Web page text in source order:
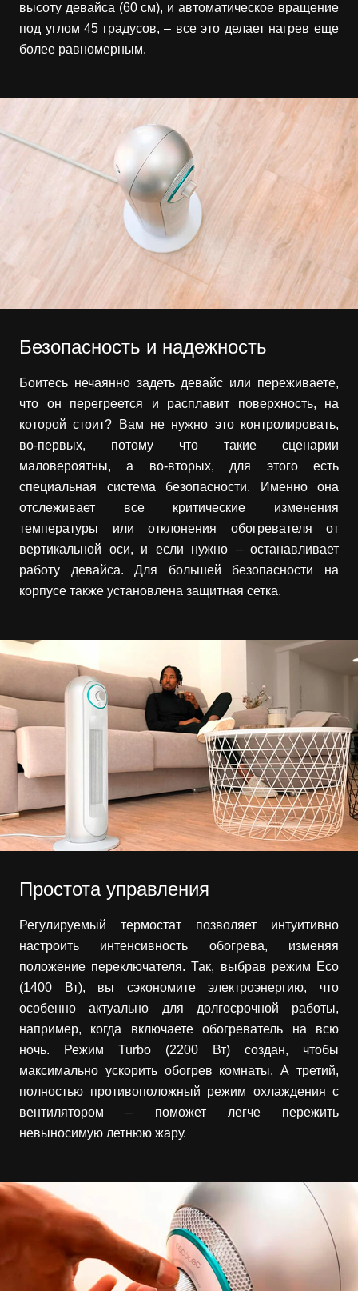
высоту девайса (60 см), и автоматическое вращение
под углом 45 градусов, – все это делает нагрев еще
более равномерным.
Безопасность и надежность
Боитесь нечаянно задеть девайс или переживаете,
что он перегреется и расплавит поверхность, на
которой стоит? Вам не нужно это контролировать,
во-первых, потому что такие сценарии
маловероятны, а во-вторых, для этого есть
специальная система безопасности. Именно она
отслеживает все критические изменения
температуры или отклонения обогревателя от
вертикальной оси, и если нужно – останавливает
работу девайса. Для большей безопасности на
корпусе также установлена защитная сетка.
Простота управления
Регулируемый термостат позволяет интуитивно
настроить интенсивность обогрева, изменяя
положение переключателя. Так, выбрав режим Eco
(1400 Вт), вы сэкономите электроэнергию, что
особенно актуально для долгосрочной работы,
например, когда включаете обогреватель на всю
ночь. Режим Turbo (2200 Вт) создан, чтобы
максимально ускорить обогрев комнаты. А третий,
полностью противоположный режим охлаждения с
вентилятором – поможет легче пережить
невыносимую летнюю жару.